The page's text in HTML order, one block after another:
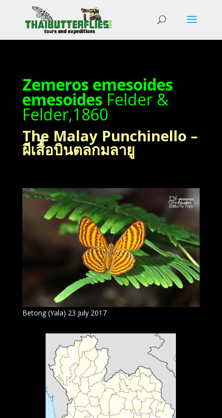
Zemeros emesoides
emesoides Felder &
Felder,1860
The Malay Punchinello –
ผีเสื้อบินตลกมลายู
Betong (Yala) 23 July 2017